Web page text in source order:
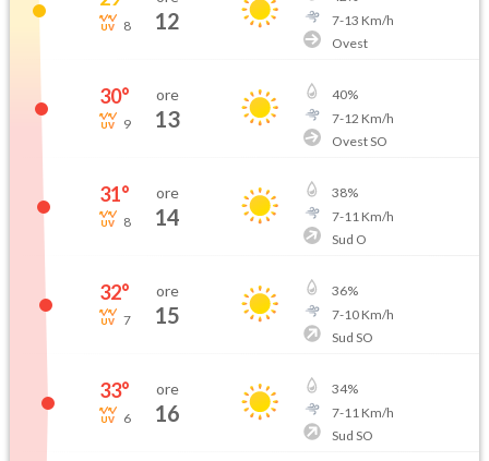
8 12
7-13 Km/h
Ovest
30°
9
ore
13
40%
7-12 Km/h
Ovest SO
31°
8
ore
14
38%
7-11 Km/h
Sud O
32°
7
ore
15
36%
7-10Km/h
Sud SO
33°
6
ore
16
34%
7-11 Km/h
Sud SO